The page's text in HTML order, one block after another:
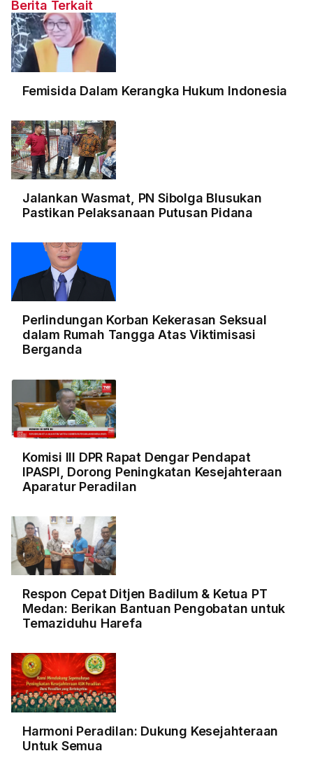
Berita Terkait
Femisida Dalam Kerangka Hukum Indonesia
Jalankan Wasmat, PN Sibolga Blusukan
Pastikan Pelaksanaan Putusan Pidana
Perlindungan Korban Kekerasan Seksual
dalam Rumah Tangga Atas Viktimisasi
Berganda
Komisi III DPR Rapat Dengar Pendapat
IPASPI, Dorong Peningkatan Kesejahteraan
Aparatur Peradilan
Respon Cepat Ditjen Badilum & Ketua PT
Medan: Berikan Bantuan Pengobatan untuk
Temaziduhu Harefa
Harmoni Peradilan: Dukung Kesejahteraan
Untuk Semua